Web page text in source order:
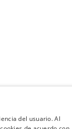
del usuario. Al